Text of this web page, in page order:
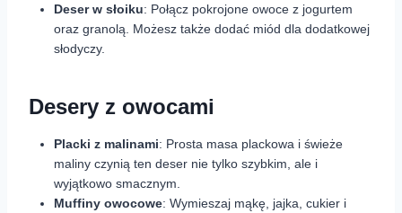
Deser w słoiku: Połącz pokrojone owoce z jogurtem
oraz granolą. Możesz także dodać miód dla dodatkowej
słodyczy.
Desery z owocami
Placki z malinami: Prosta masa plackowa i świeże
maliny czynią ten deser nie tylko szybkim, ale i
wyjątkowo smacznym.
Muffiny owocowe: Wymieszaj mąkę, jajka, cukier i